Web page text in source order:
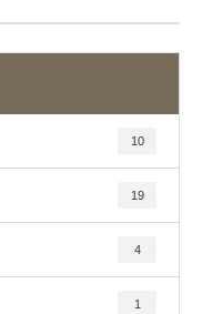
10
19
4
1